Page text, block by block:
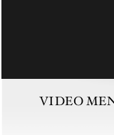
VIDEO